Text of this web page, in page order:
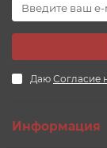
Даю Согласие
Информация